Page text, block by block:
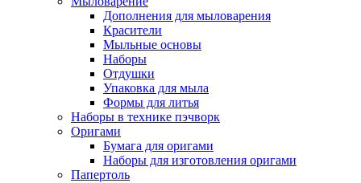
Дополнения для мыловарения
Красители
Мыльные основы
Наборы
Отдушки
Упаковка для мыла
Формы для литья
Наборы в технике пэчворк
Оригами
Бумага для оригами
Наборы для изготовления оригами
Папертоль